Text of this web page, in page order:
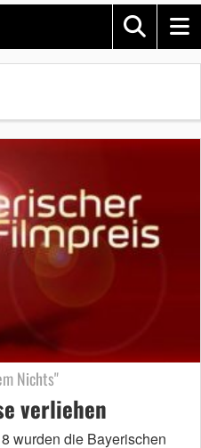
Nichts"
verliehen
wurden die Bayerischen